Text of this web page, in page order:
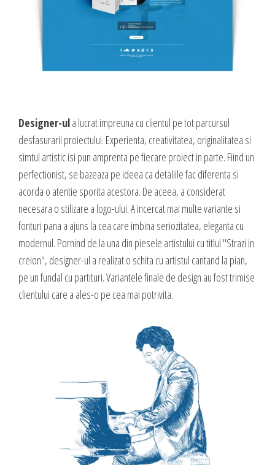
Designer-ula lucrat impreuna cu clientul pe tot parcursul
desfasurarii proiectului. Experienta, creativitatea, originalitatea si
simtul artistic isi pun amprenta pe fiecare proiect in parte. Fiind un
perfectionist, se bazeaza pe ideea ca detaliile fac diferenta si
acorda o atentie sporita acestora. De aceea, a considerat
necesara o stilizare a logo-ului. A incercat mai multe variante si
fonturi pana a ajuns la cea care imbina seriozitatea, eleganta cu
modernul. Pornind de la una din piesele artistului cu titlul "Strazi in
creion", designer-ul a realizat o schita cu artistul cantand la pian,
pe un fundal cu partituri. Variantele finale de design au fost trimise
clientului care a ales-o pe cea mai potrivita.